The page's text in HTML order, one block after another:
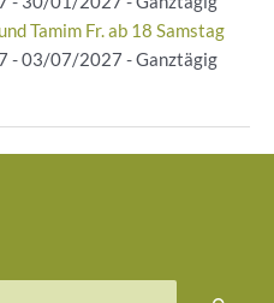
Tamim Fr. ab 18 Samstag
- 03/07/2027 - Ganztägig